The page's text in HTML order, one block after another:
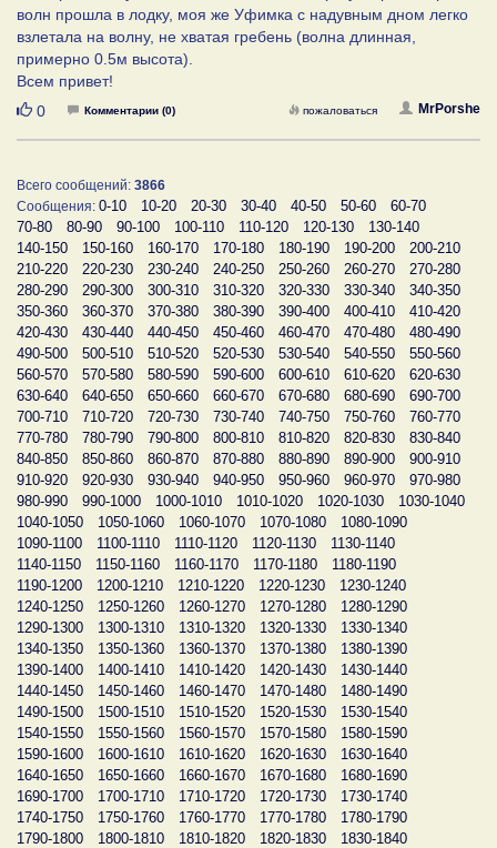
волн прошла в лодку, моя же Уфимка с надувным дном легко
взлетала на волну, не хватая гребень (волна длинная,
примерно 0.5м высота).
Всем привет!
Нравится
0 Комментарии (0) MrPorshe
пожаловаться
Всего сообщений: 3866
Сообщения: 0-10 10-20 20-30 30-40 40-50 50-60
60-70
70-80
80-90 90-100 100-110 110-120 120-130
130-140
140-150
150-160 160-170 170-180 180-190 190-200
200-210
210-220
220-230 230-240 240-250 250-260 260-270
270-280
280-290
290-300 300-310 310-320 320-330 330-340
340-350
350-360
360-370 370-380 380-390 390-400 400-410
410-420
420-430
430-440 440-450 450-460 460-470 470-480
480-490
490-500
500-510 510-520 520-530 530-540 540-550
550-560
560-570
570-580 580-590 590-600 600-610 610-620
620-630
630-640
640-650 650-660 660-670 670-680 680-690
690-700
700-710
710-720 720-730 730-740 740-750 750-760
760-770
770-780
780-790 790-800 800-810 810-820 820-830
830-840
840-850
850-860 860-870 870-880 880-890 890-900
900-910
910-920
920-930 930-940 940-950 950-960 960-970
970-980
980-990
990-1000 1000-1010 1010-1020 1020-1030
1030-1040
1040-1050
1050-1060 1060-1070 1070-1080
1080-1090
1090-1100
1100-1110 1110-1120 1120-1130
1130-1140
1140-1150
1150-1160 1160-1170 1170-1180
1180-1190
1190-1200
1200-1210 1210-1220 1220-1230
1230-1240
1240-1250
1250-1260 1260-1270 1270-1280
1280-1290
1290-1300
1300-1310 1310-1320 1320-1330
1330-1340
1340-1350
1350-1360 1360-1370 1370-1380
1380-1390
1390-1400
1400-1410 1410-1420 1420-1430
1430-1440
1440-1450
1450-1460 1460-1470 1470-1480
1480-1490
1490-1500
1500-1510 1510-1520 1520-1530
1530-1540
1540-1550
1550-1560 1560-1570 1570-1580
1580-1590
1590-1600
1600-1610 1610-1620 1620-1630
1630-1640
1640-1650
1650-1660 1660-1670 1670-1680
1680-1690
1690-1700
1700-1710 1710-1720 1720-1730
1730-1740
1740-1750
1750-1760 1760-1770 1770-1780
1780-1790
1790-1800
1800-1810 1810-1820 1820-1830
1830-1840